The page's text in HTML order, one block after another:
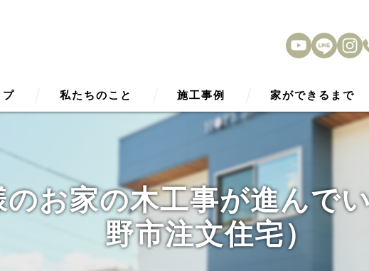
プ 私たちのこと
HOPE Smart2030
性能
外観デザイン
内観デザイン
施工事例 家ができるまで
アフターサービス
のお家の木工事が進んで
野市注文住宅）